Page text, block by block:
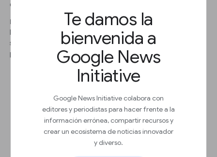
Te damos la
bienvenida a
Google News
Initiative
Google News Initiative colabora con
editores y periodistas para hacer frente a la
información errónea, compartir recursos y
crear un ecosistema de noticias innovador
y diverso.
caracteres para que solo queden los números 13 y 4.
PASO 3
Elimina las letras que sobran en las celdas B40 y B48, para que
solo queden los números 19 y 8. Haz lo mismo en la celda D17
para eliminar la “F8” del principio.
Edición en lotes con la función
Buscar y reemplazar.